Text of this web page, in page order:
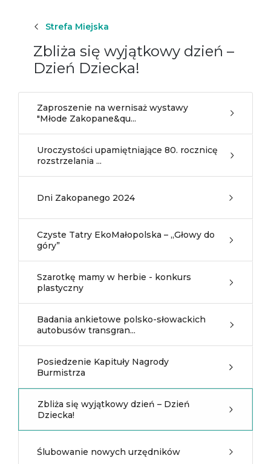
Strefa Miejska
Zbliża się wyjątkowy dzień –
Dzień Dziecka!
Zaproszenie na wernisaż wystawy
"Młode Zakopane&qu...
Uroczystości upamiętniające 80. rocznicę
rozstrzelania ...
Dni Zakopanego 2024
Czyste Tatry EkoMałopolska – „Głowy do
góry”
Szarotkę mamy w herbie - konkurs
plastyczny
Badania ankietowe polsko-słowackich
autobusów transgran...
Posiedzenie Kapituły Nagrody
Burmistrza
Zbliża się wyjątkowy dzień – Dzień
Dziecka!
Ślubowanie nowych urzędników